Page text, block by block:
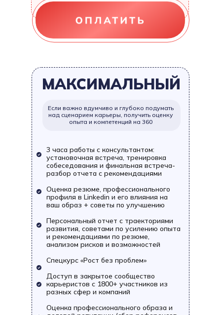
3 часа работы с консультантом:
установочная встреча, тренировка
собеседования и финальная встреча-
разбор отчета с рекомендациями
Оценка резюме, профессионального
профиля в Linkedin и его влияния на
ваш образ + советы по улучшению
Персональный отчет с траекториями
развития, советами по усилению опыта
и рекомендациями по резюме,
анализом рисков и возможностей
Спецкурс «Рост без проблем»
Доступ в закрытое сообщество
карьеристов с 1800+ участников из
разных сфер и компаний
Оценка профессионального образа и
МАКСИМАЛЬНЫЙ
Если важно вдумчиво и глубоко подумать
над сценарием карьеры, получить оценку
опыта и компетенций на 360